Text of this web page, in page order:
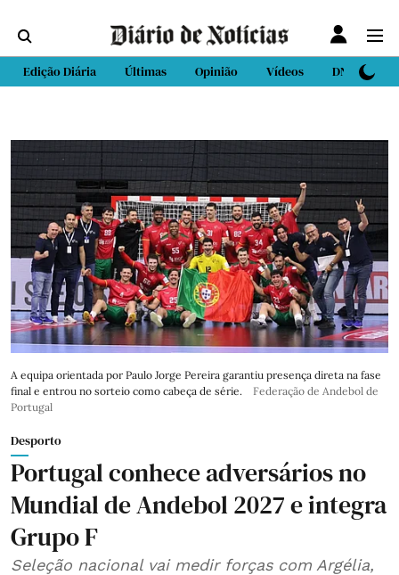
Edição Diária Últimas Opinião Vídeos DN Sport
A equipa orientada por Paulo Jorge Pereira garantiu presença direta na fase
final e entrou no sorteio como cabeça de série.
Federação de Andebol de
Portugal
Desporto
Portugal conhece adversários no
Mundial de Andebol 2027 e integra
Grupo F
Seleção nacional vai medir forças com Argélia,